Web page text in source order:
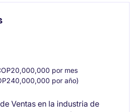
por mes
por año)
Ventas en la industria de